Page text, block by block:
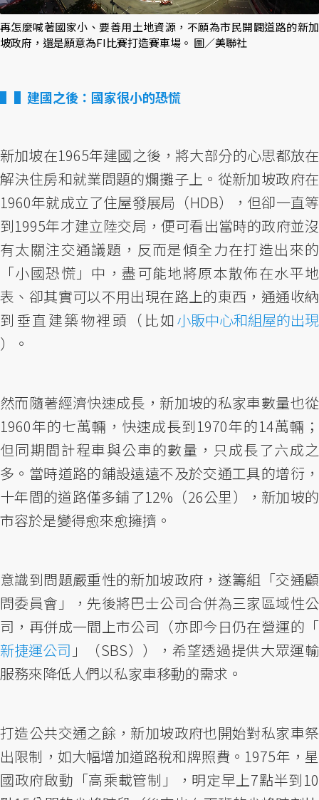
再怎麼喊著國家小、要善用土地資源，不願為市民開闢道路的新加
坡政府，還是願意為FI比賽打造賽車場。 圖／美聯社
▌建國之後：國家很小的恐慌
新加坡在1965年建國之後，將大部分的心思都放在
解決住房和就業問題的爛攤子上。從新加坡政府在
1960年就成立了住屋發展局（HDB），但卻一直等
到1995年才建立陸交局，便可看出當時的政府並沒
有太關注交通議題，反而是傾全力在打造出來的
「小國恐慌」中，盡可能地將原本散佈在水平地
表、卻其實可以不用出現在路上的東西，通通收納
到垂直建築物裡頭（比如小販中心和組屋的出現
）。
然而隨著經濟快速成長，新加坡的私家車數量也從
1960年的七萬輛，快速成長到1970年的14萬輛；
但同期間計程車與公車的數量，只成長了六成之
多。當時道路的鋪設遠遠不及於交通工具的增衍，
十年間的道路僅多鋪了12%（26公里），新加坡的
市容於是變得愈來愈擁擠。
意識到問題嚴重性的新加坡政府，遂籌組「交通顧
問委員會」，先後將巴士公司合併為三家區域性公
司，再併成一間上市公司（亦即今日仍在營運的「
新捷運公司 」（SBS）），希望透過提供大眾運輸
服務來降低人們以私家車移動的需求。
打造公共交通之餘，新加坡政府也開始對私家車祭
出限制，如大幅增加道路稅和牌照費。1975年，星
國政府啟動「高乘載管制」，明定早上7點半到10